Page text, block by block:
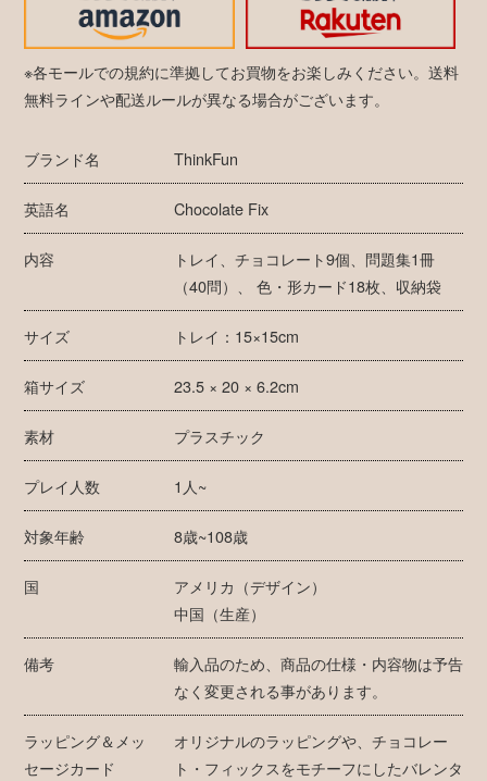
※各モールでの規約に準拠してお買物をお楽しみください。送料
無料ラインや配送ルールが異なる場合がございます。
ブランド名 ThinkFun
英語名 Chocolate Fix
内容
トレイ、チョコレート9個、問題集1冊
（40問）、 色・形カード18枚、収納袋
サイズ トレイ：15×15cm
箱サイズ 23.5 × 20 × 6.2cm
素材 プラスチック
プレイ人数 1人~
対象年齢 8歳~108歳
国
アメリカ（デザイン）
中国（生産）
備考
輸入品のため、商品の仕様・内容物は予告
なく変更される事があります。
ラッピング＆メッ
セージカード
オリジナルのラッピングや、チョコレー
ト・フィックスをモチーフにしたバレンタ